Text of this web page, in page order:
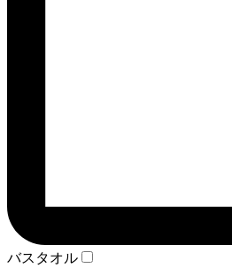
バスタオル